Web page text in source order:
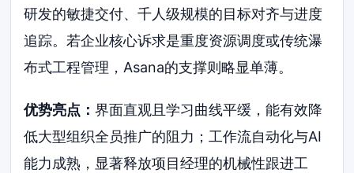
研发的敏捷交付、千人级规模的目标对齐与进度
追踪。若企业核心诉求是重度资源调度或传统瀑
布式工程管理，Asana的支撑则略显单薄。
优势亮点：界面直观且学习曲线平缓，能有效降
低大型组织全员推广的阻力；工作流自动化与AI
能力成熟，显著释放项目经理的机械性跟进工